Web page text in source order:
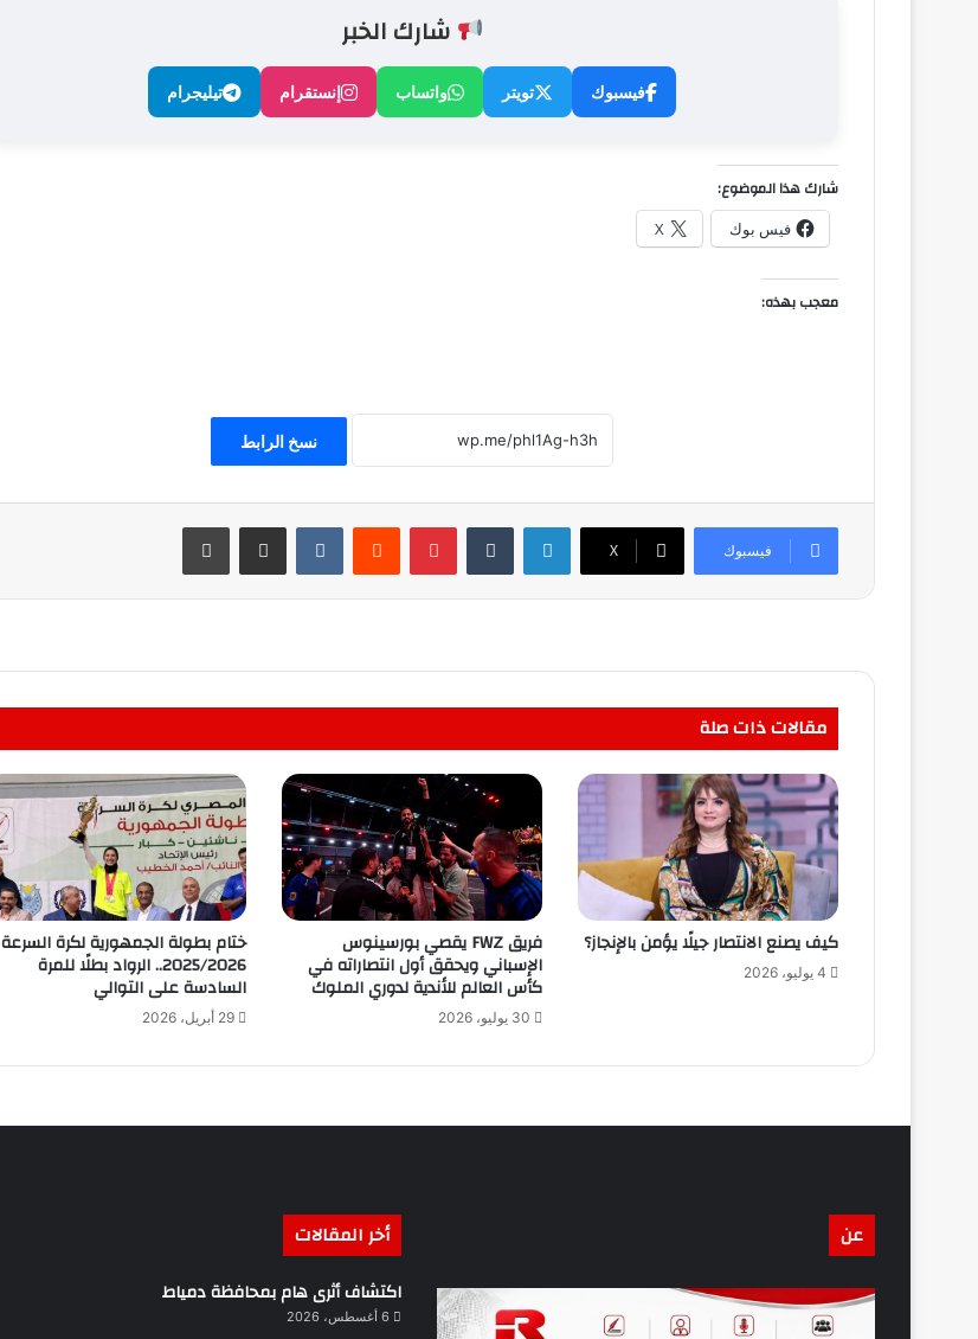
شارك الخبر
فيسبوك تويتر واتساب إنستقرام تيليجرام
شارك هذا الموضوع:
فيس بوك X
معجب بهذه:
نسخ الرابط
فيسبوك ‫X
لينكدإن بينتيريست مشاركة عبر البريد طباعة
مقالات ذات صلة
كيف يصنع الانتصار جيلًا يؤمن بالإنجاز؟
4 يوليو، 2026
فريق FWZ يقصي بورسينوس
الإسباني ويحقق أول انتصاراته في
كأس العالم للأندية لدوري الملوك
30 يوليو، 2026
ختام بطولة الجمهورية لكرة السرعة
2025/2026.. الرواد بطلًا للمرة
السادسة على التوالي
29 أبريل، 2026
عن أخر المقالات
اكتشاف أثرى هام بمحافظة دمياط
6 أغسطس، 2026